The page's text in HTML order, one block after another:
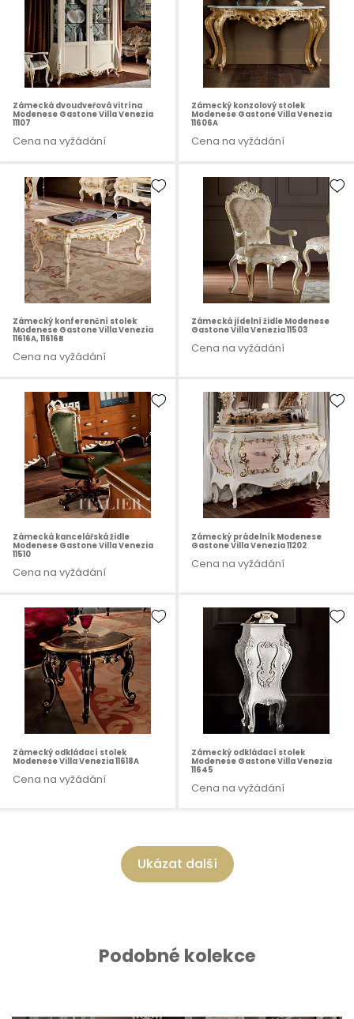
Zámecká dvoudveřová vitrína
Modenese Gastone Villa Venezia
11107
Cena na vyžádání
Zámecký konzolový stolek
Modenese Gastone Villa Venezia
11606A
Cena na vyžádání
Zámecký konferenční stolek
Modenese Gastone Villa Venezia
11616A, 11616B
Cena na vyžádání
Zámecká jídelní židle Modenese
Gastone Villa Venezia 11503
Cena na vyžádání
Zámecká kancelářská židle
Modenese Gastone Villa Venezia
11510
Cena na vyžádání
Zámecký prádelník Modenese
Gastone Villa Venezia 11202
Cena na vyžádání
Zámecký odkládací stolek
Modenese Villa Venezia 11618A
Cena na vyžádání
Zámecký odkládací stolek
Modenese Gastone Villa Venezia
11645
Cena na vyžádání
Ukázat další
Podobné kolekce